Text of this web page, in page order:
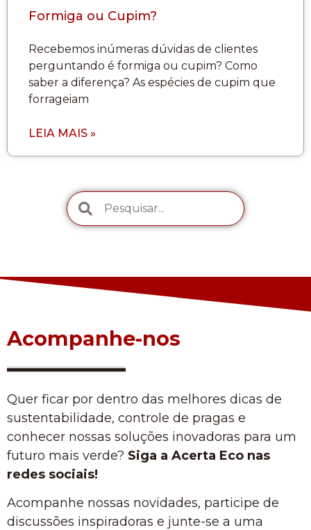
Formiga ou Cupim?
Recebemos inúmeras dúvidas de clientes
perguntando é formiga ou cupim? Como
saber a diferença? As espécies de cupim que
forrageiam
LEIA MAIS »
Acompanhe-nos
Quer ficar por dentro das melhores dicas de
sustentabilidade, controle de pragas e
conhecer nossas soluções inovadoras para um
futuro mais verde? Siga a Acerta Eco nas
redes sociais!
Acompanhe nossas novidades, participe de
discussões inspiradoras e junte-se a uma